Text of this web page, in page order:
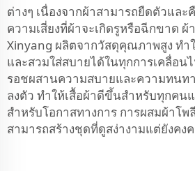
ต่างๆ เนื่องจากผ้าสามารถยืดตัวแล
ความเสี่ยงที่ผ้าจะเกิดรูหรือฉีกขาด ผ้
Xinyang ผลิตจากวัสดุคุณภาพสูง ท
และสวมใส่สบายได้ในทุกการเคลื่อน
รอชผสานความสบายและความทนท
ลงตัว ทำให้เสื้อผ้าดีขึ้นสำหรับทุกคน
สำหรับโอกาสทางการ การผสมผ้าโ
สามารถสร้างชุดที่ดูสง่างามแต่ยังคง